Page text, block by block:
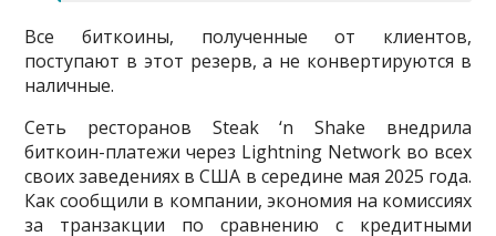
Все биткоины, полученные от клиентов,
поступают в этот резерв, а не конвертируются в
наличные.
Сеть ресторанов Steak ‘n Shake внедрила
биткоин-платежи через Lightning Network во всех
своих заведениях в США в середине мая 2025 года.
Как сообщили в компании, экономия на комиссиях
за транзакции по сравнению с кредитными